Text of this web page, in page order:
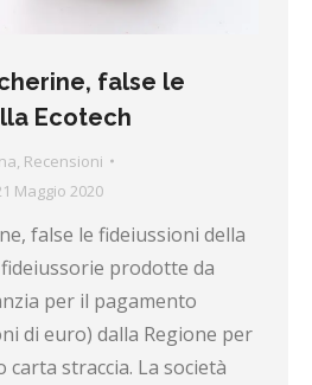
false le
Ecotech
Recensioni
Maggio 2020
false le fideiussioni della
prodotte da
per il pagamento
di euro) dalla Regione per
carta straccia. La società